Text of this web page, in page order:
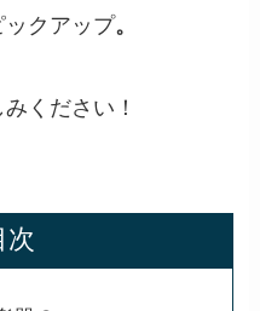
ックアップ。
ください！
次